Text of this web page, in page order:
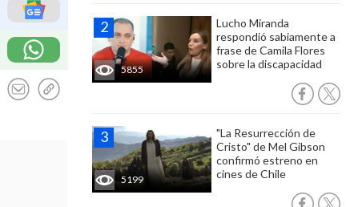
5855
Lucho Miranda
respondió sabiamente a
frase de Camila Flores
sobre la discapacidad
5199
"La Resurrección de
Cristo" de Mel Gibson
confirmó estreno en
cines de Chile